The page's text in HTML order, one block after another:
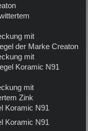
mit
der Marke Creaton
mit
Koramic N91
mit
Zink
Koramic N91
Koramic N91